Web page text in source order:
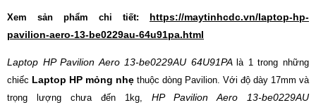
Xem sản phẩm chi tiết: https://maytinhcdc.vn/laptop-hp-
pavilion-aero-13-be0229au-64u91pa.html
Laptop HP Pavilion Aero 13-be0229AU 64U91PAlà 1 trong những
chiếc Laptop HP mỏng nhẹ thuộc dòng Pavilion. Với độ dày 17mm và
trọng lượng chưa đến 1kg, HP Pavilion Aero 13-be0229AU